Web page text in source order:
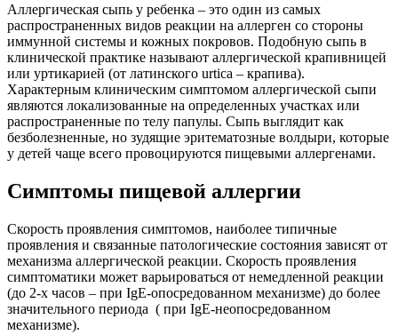
Аллергическая сыпь у ребенка – это один из самых
распространенных видов реакции на аллерген со стороны
иммунной системы и кожных покровов. Подобную сыпь в
клинической практике называют аллергической крапивницей
или уртикарией (от латинского urtica – крапива).
Характерным клиническим симптомом аллергической сыпи
являются локализованные на определенных участках или
распространенные по телу папулы. Сыпь выглядит как
безболезненные, но зудящие эритематозные волдыри, которые
у детей чаще всего провоцируются пищевыми аллергенами.
Симптомы пищевой аллергии
Скорость проявления симптомов, наиболее типичные
проявления и связанные патологические состояния зависят от
механизма аллергической реакции. Скорость проявления
симптоматики может варьироваться от немедленной реакции
(до 2-х часов – при IgE-опосредованном механизме) до более
значительного периода ( при IgE-неопосредованном
механизме).